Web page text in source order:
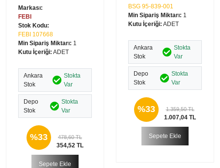
Markası:
FEBI
Stok Kodu:
FEBI 107668
Min Sipariş Miktarı: 1
Kutu İçeriği: ADET
Ankara
Stok
Stokta
Var
Depo
Stok
Stokta
Var
%33 478,60 TL
354,52 TL
Sepete Ekle
BSG 95-839-001
Min Sipariş Miktarı: 1
Kutu İçeriği: ADET
Ankara
Stok
Stokta
Var
Depo
Stok
Stokta
Var
%33 1.359,50 TL
1.007,04 TL
Sepete Ekle